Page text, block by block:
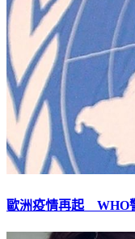
歐洲疫情再起 WHO